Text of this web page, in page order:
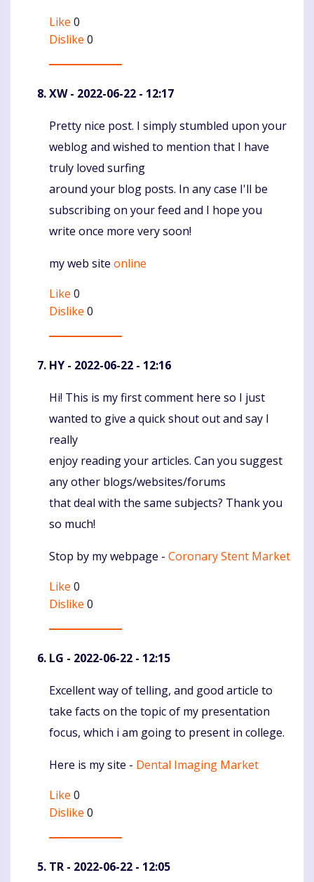
Like 0
Dislike 0
XW- 2022-06-22 - 12:17
Komentaras
Pretty nice post. I simply stumbled upon your
weblog and wished to mention that I have
truly loved surfing
around your blog posts. In any case I'll be
subscribing on your feed and I hope you
write once more very soon!
my web site online
Like 0
Dislike 0
HY - 2022-06-22 - 12:16
Komentaras
Hi! This is my first comment here so I just
wanted to give a quick shout out and say I
really
enjoy reading your articles. Can you suggest
any other blogs/websites/forums
that deal with the same subjects? Thank you
so much!
Stop by my webpage - Coronary Stent Market
Like 0
Dislike 0
LG - 2022-06-22 - 12:15
Komentaras
Excellent way of telling, and good article to
take facts on the topic of my presentation
focus, which i am going to present in college.
Here is my site - Dental Imaging Market
Like 0
Dislike 0
TR - 2022-06-22 - 12:05